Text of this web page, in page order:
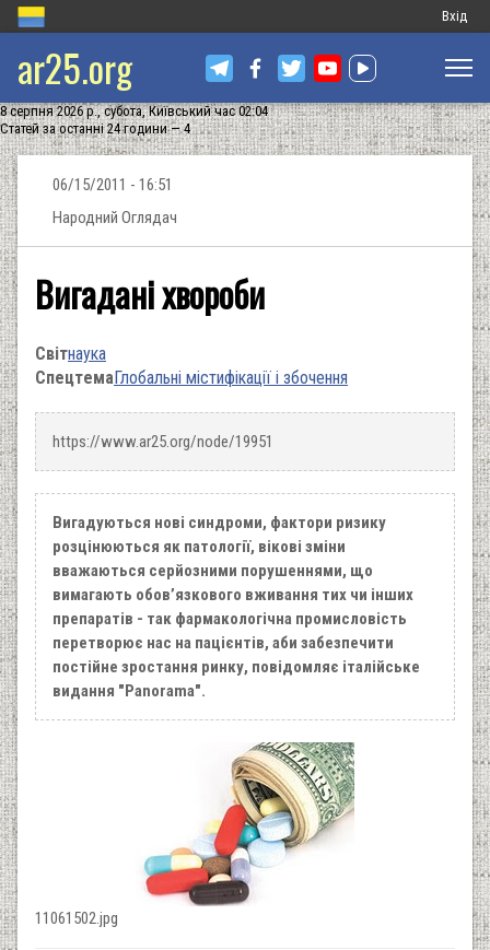
Меню
запису
Вхід
ar25.org
8 серпня 2026 р., субота, Київський час 02:04
Статей за останні 24 години — 4
06/15/2011 - 16:51
Народний Оглядач
Вигадані хвороби
Світнаука
СпецтемаГлобальні містифікації і збочення
https://www.ar25.org/node/19951
Вигадуються нові синдроми, фактори ризику
розцінюються як патології, вікові зміни
вважаються серйозними порушеннями, що
вимагають обов’язкового вживання тих чи інших
препаратів - так фармакологічна промисловість
перетворює нас на пацієнтів, аби забезпечити
постійне зростання ринку, повідомляє італійське
видання "Panorama".
11061502.jpg